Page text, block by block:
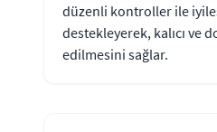
düzenli kontroller ile
destekleyerek, kalıcı ve
edilmesini sağlar.